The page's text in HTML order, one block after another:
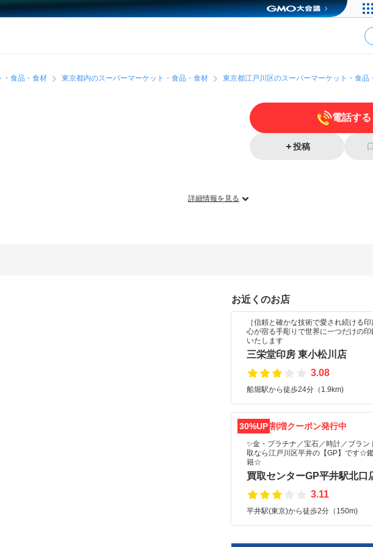
・食品・食材 東京都内のスーパーマーケット・食品・食材 東京都江戸川区のスーパーマーケット・食品
詳細情報を見る
電話する
投稿
お近くのお店
［信頼と確かな技術で愛され続ける
心が宿る手彫りで世界に一つだけの印
いたします
三栄堂印房 東小松川店
3.08
船堀駅から徒歩24分（1.9km)
30%UP割増クーポン発行中
✨金・プラチナ／宝石／時計／ブラン
取なら江戸川区平井の【GP】です☆
籍☆
買取センターGP平井駅北口
3.11
平井駅(東京)から徒歩2分（150m)